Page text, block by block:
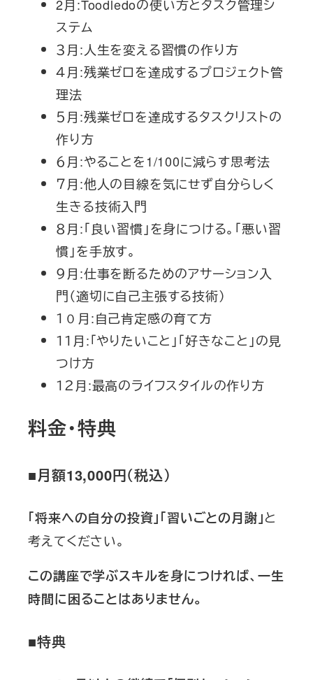
2月:Toodledoの使い方とタスク管理シ
ステム
３月:人生を変える習慣の作り方
４月:残業ゼロを達成するプロジェクト管
理法
５月:残業ゼロを達成するタスクリストの
作り方
６月:やることを1/100に減らす思考法
７月:他人の目線を気にせず自分らしく
生きる技術入門
８月:「良い習慣」を身につける。「悪い習
慣」を手放す。
９月:仕事を断るためのアサーション入
門（適切に自己主張する技術）
１０月:自己肯定感の育て方
１１月:「やりたいこと」「好きなこと」の見
つけ方
１２月:最高のライフスタイルの作り方
料金・特典
■月額13,000円（税込）
「将来への自分の投資」「習いごとの月謝」と
考えてください。
この講座で学ぶスキルを身につければ、一生
時間に困ることはありません。
■特典